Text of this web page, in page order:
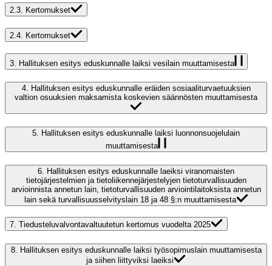
2.3. Kertomukset
2.4. Kertomukset
3. Hallituksen esitys eduskunnalle laiksi vesilain muuttamisesta
4. Hallituksen esitys eduskunnalle eräiden sosiaaliturvaetuuksien
valtion osuuksien maksamista koskevien säännösten muuttamisesta
5. Hallituksen esitys eduskunnalle laiksi luonnonsuojelulain
muuttamisesta
6.
Hallituksen esitys eduskunnalle laeiksi viranomaisten
tietojärjestelmien ja tietoliikennejärjestelyjen tietoturvallisuuden
arvioinnista annetun lain, tietoturvallisuuden arviointilaitoksista annetun
lain sekä turvallisuusselvityslain 18 ja 48 §:n muuttamisesta
7. Tiedusteluvalvontavaltuutetun kertomus vuodelta 2025
8. Hallituksen esitys eduskunnalle laiksi työsopimuslain muuttamisesta
ja siihen liittyviksi laeiksi